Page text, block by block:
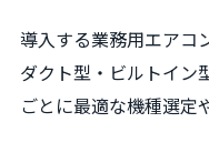
導入する業務用エアコ
ダクト型・ビルトイン
ごとに最適な機種選定